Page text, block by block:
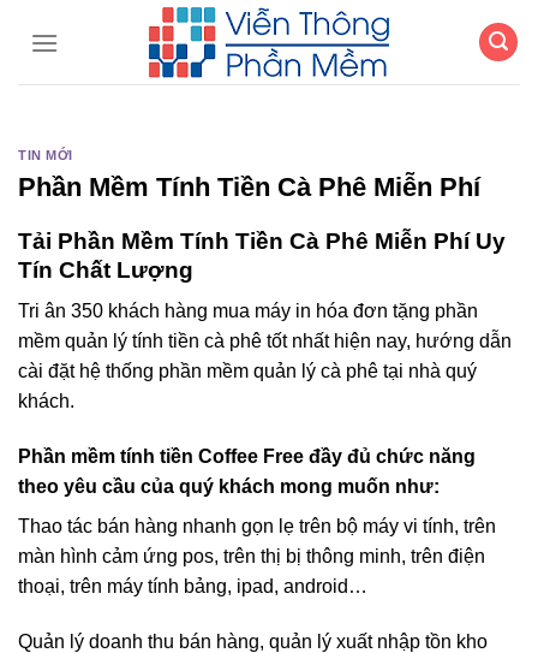
TIN MỚI
Phần Mềm Tính Tiền Cà Phê Miễn Phí
Tải Phần Mềm Tính Tiền Cà Phê Miễn Phí Uy
Tín Chất Lượng
Tri ân 350 khách hàng mua máy in hóa đơn tặng phần
mềm quản lý tính tiền cà phê tốt nhất hiện nay, hướng dẫn
cài đặt hệ thống phần mềm quản lý cà phê tại nhà quý
khách.
Phần mềm tính tiền Coffee Free đầy đủ chức năng
theo yêu cầu của quý khách mong muốn như:
Thao tác bán hàng nhanh gọn lẹ trên bộ máy vi tính, trên
màn hình cảm ứng pos, trên thị bị thông minh, trên điện
thoại, trên máy tính bảng, ipad, android…
Quản lý doanh thu bán hàng, quản lý xuất nhập tồn kho